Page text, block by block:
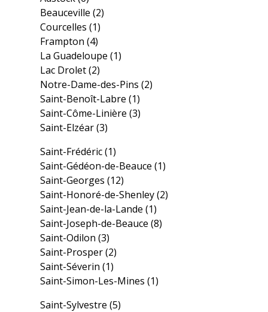
Beauceville(2)
Courcelles(1)
Frampton(4)
La Guadeloupe(1)
Lac Drolet(2)
Notre-Dame-des-Pins(2)
Saint-Benoît-Labre(1)
Saint-Côme-Linière(3)
Saint-Elzéar(3)
Saint-Frédéric(1)
Saint-Gédéon-de-Beauce(1)
Saint-Georges(12)
Saint-Honoré-de-Shenley(2)
Saint-Jean-de-la-Lande(1)
Saint-Joseph-de-Beauce(8)
Saint-Odilon(3)
Saint-Prosper(2)
Saint-Séverin(1)
Saint-Simon-Les-Mines(1)
Saint-Sylvestre(5)